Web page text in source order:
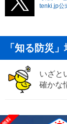
tenki.jp公
「知る防災
いざと
確かな